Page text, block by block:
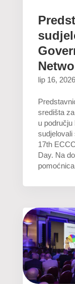
lip 16, 2026
središta
u
sudjelovali
17th
Day. Na